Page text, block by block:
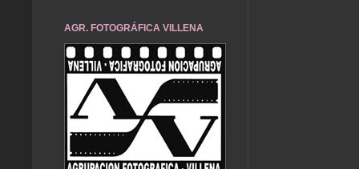
AGR. FOTOGRÁFICA VILLENA